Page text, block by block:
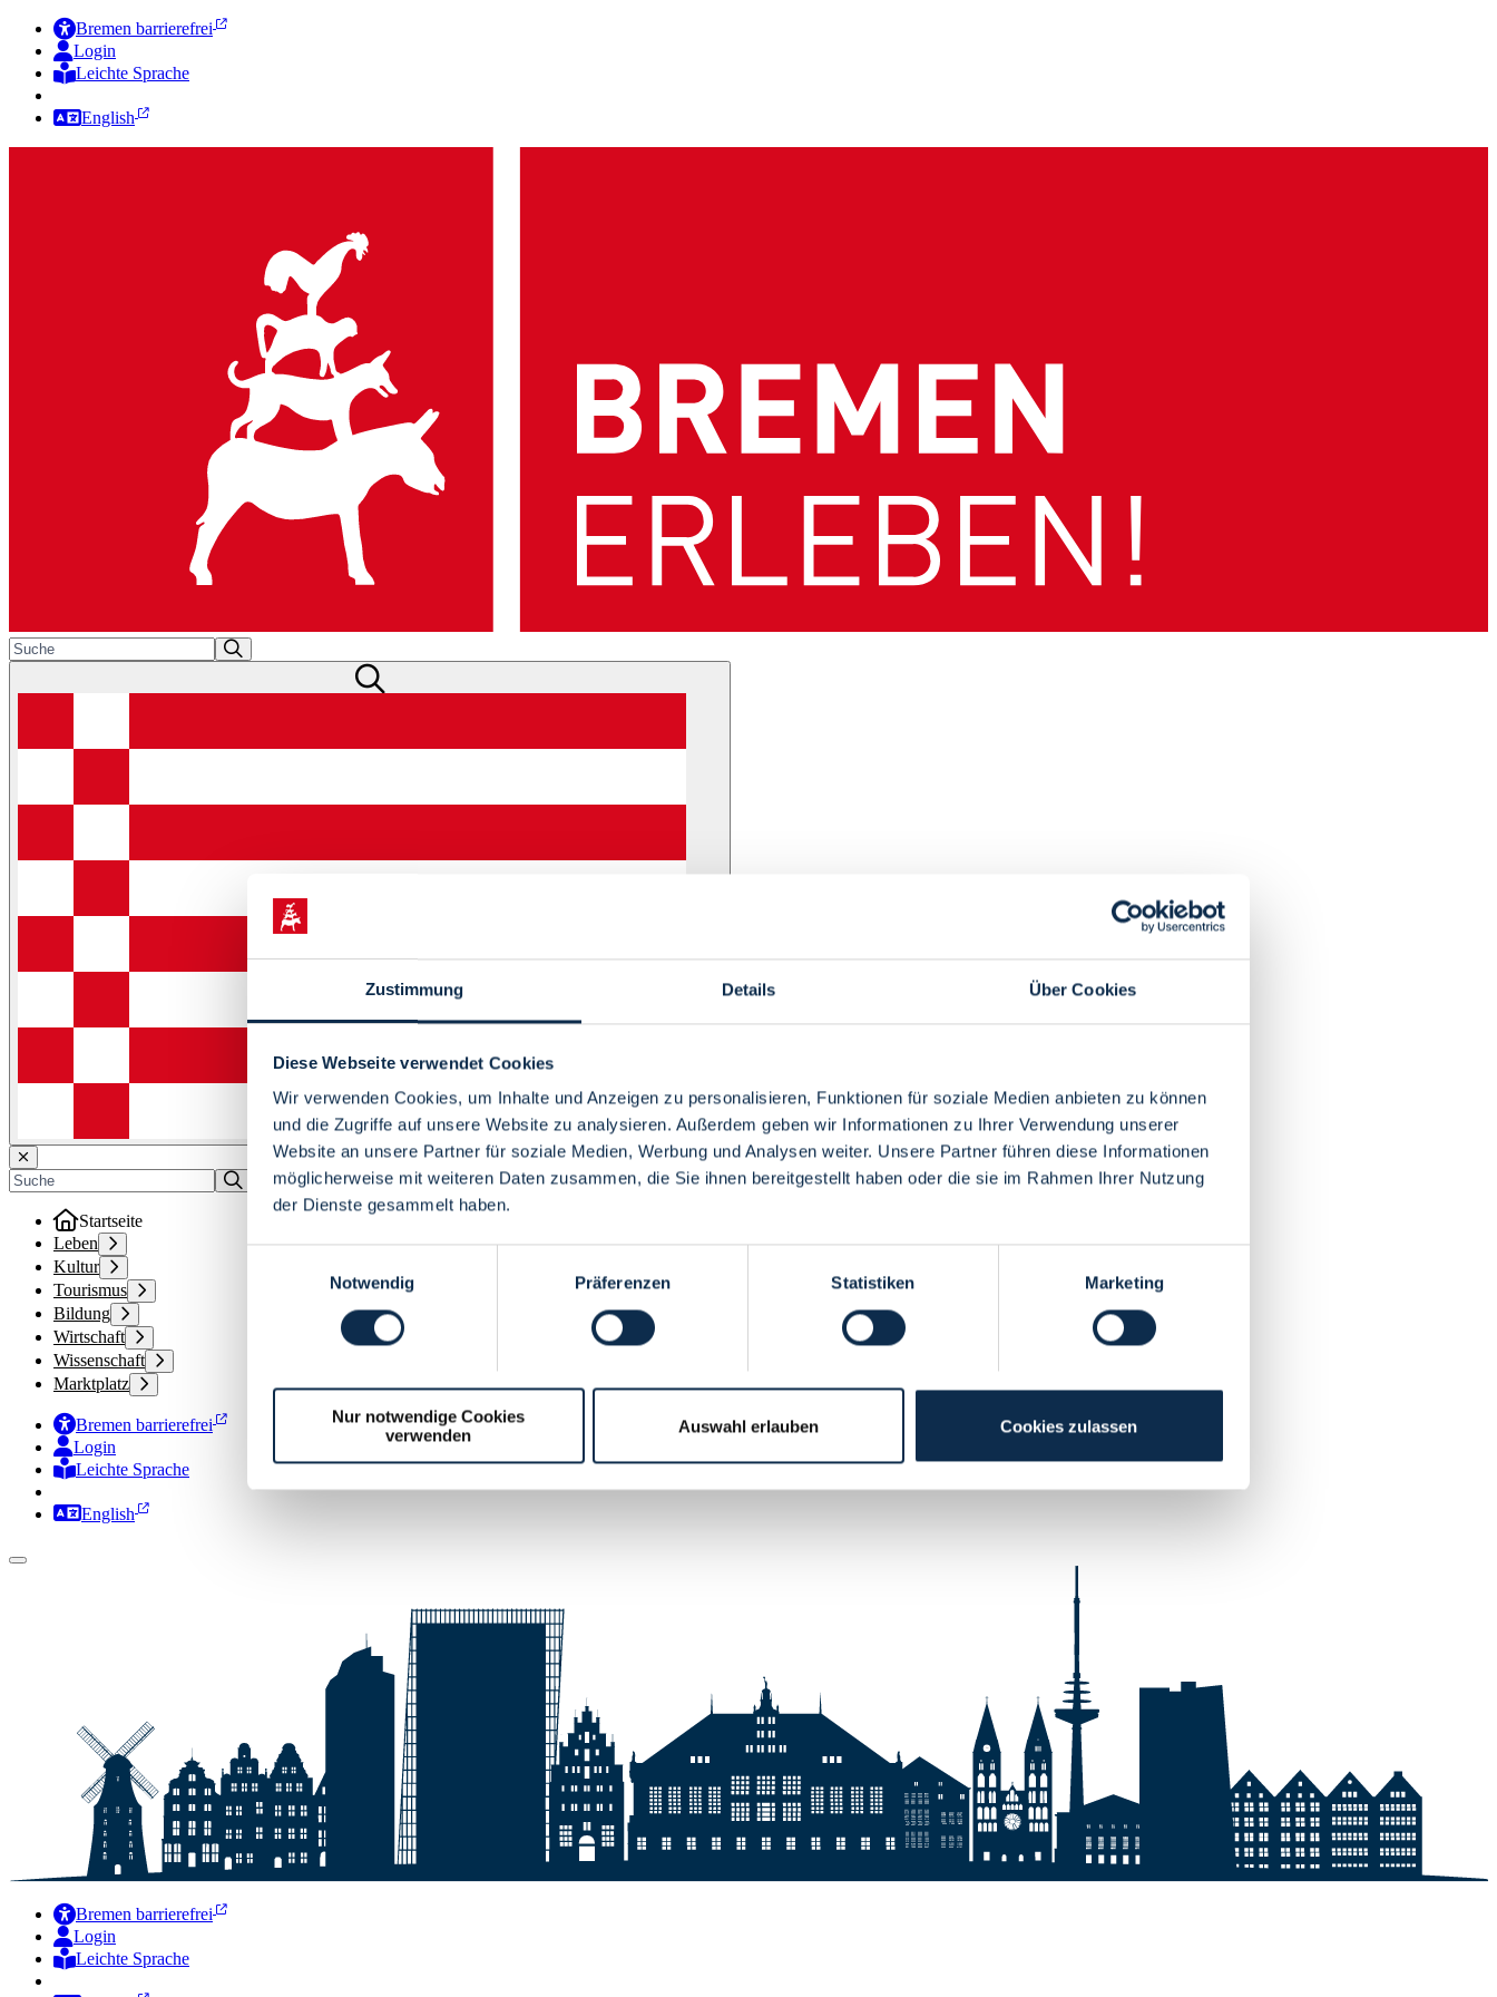
Zustimmung Details Über Cookies
Diese Webseite verwendet Cookies
Wir verwenden Cookies, um Inhalte und Anzeigen zu personalisieren, Funktionen für soziale Medien anbieten zu können
und die Zugriffe auf unsere Website zu analysieren. Außerdem geben wir Informationen zu Ihrer Verwendung unserer
Website an unsere Partner für soziale Medien, Werbung und Analysen weiter. Unsere Partner führen diese Informationen
möglicherweise mit weiteren Daten zusammen, die Sie ihnen bereitgestellt haben oder die sie im Rahmen Ihrer Nutzung
der Dienste gesammelt haben.
Notwendig
Präferenzen Statistiken Marketing
Nur notwendige Cookies
verwenden
Auswahl erlauben Cookies zulassen
Bremen barrierefrei
Login
Leichte Sprache
English
Menü
Startseite
Leben
Kultur
Tourismus
Bildung
Wirtschaft
Wissenschaft
Marktplatz
Bremen barrierefrei
Login
Leichte Sprache
Zur Deutschen Gebärdensprache
English
Bremen barrierefrei
Login
Leichte Sprache